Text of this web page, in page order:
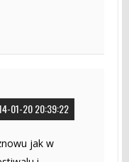
01-20 20:39:22
jak w